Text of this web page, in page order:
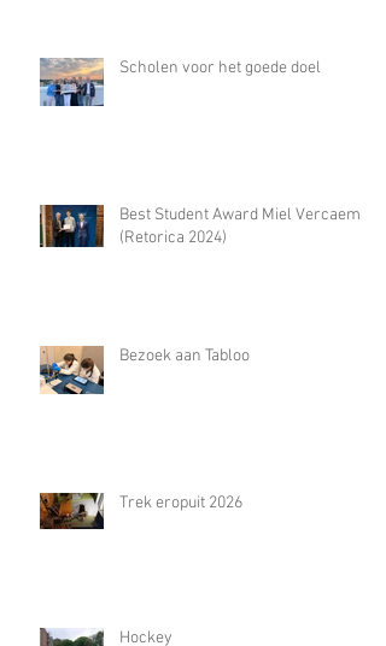
Scholen voor het goede doel
Best Student Award Miel Vercaemst
(Retorica 2024)
Bezoek aan Tabloo
Trek eropuit 2026
Hockey